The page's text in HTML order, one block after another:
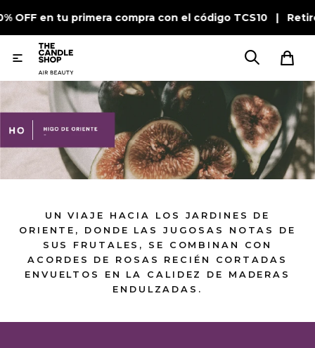
OFF en tu primera compra con el código TCS10 |

UN VIAJE HACIA LOS JARDINES DE
ORIENTE, DONDE LAS JUGOSAS NOTAS DE
SUS FRUTALES, SE COMBINAN CON
ACORDES DE ROSAS RECIÉN CORTADAS
ENVUELTOS EN LA CALIDEZ DE MADERAS
ENDULZADAS.